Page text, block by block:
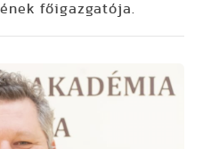
főigazgatója.